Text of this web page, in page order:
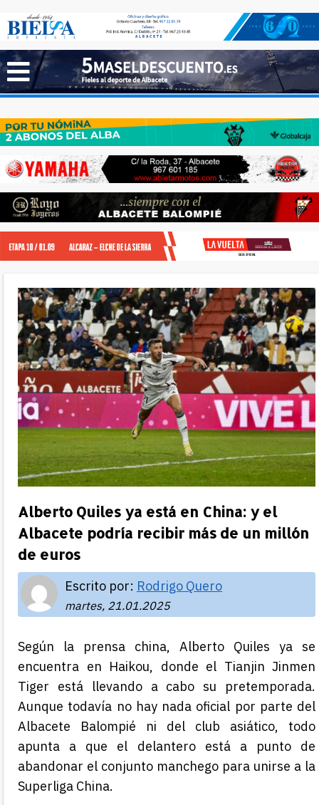
Alberto Quiles ya está en China: y el
Albacete podría recibir más de un millón
de euros
Escrito por: Rodrigo Quero
martes, 21.01.2025
Según la prensa china, Alberto Quiles ya se
encuentra en Haikou, donde el Tianjin Jinmen
Tiger está llevando a cabo su pretemporada.
Aunque todavía no hay nada oficial por parte del
Albacete Balompié ni del club asiático, todo
apunta a que el delantero está a punto de
abandonar el conjunto manchego para unirse a la
Superliga China.